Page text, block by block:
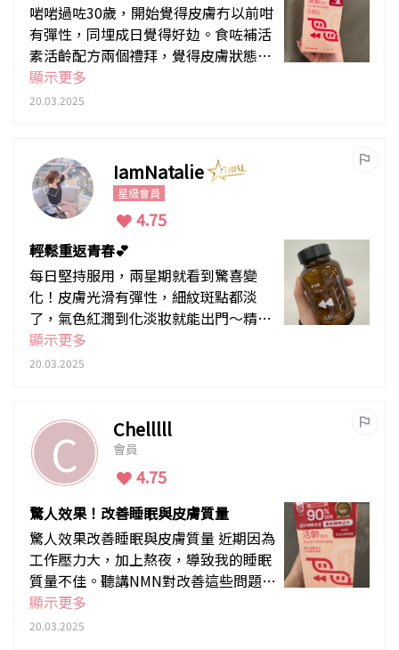
啱啱過咗30歲，開始覺得皮膚冇以前咁
有彈性，同埋成日覺得好攰。食咗補活
素活齡配方兩個禮拜，覺得皮膚狀態好
咗少少，光澤咗，個人精神咗啲，夜晚
瞓覺都瞓得好咗，算係幾滿意。
顯示更多
20.03.2025
IamNatalie
星級會員
4.75
輕鬆重返青春💕
每日堅持服用，兩星期就看到驚喜變
化！皮膚光滑有彈性，細紋斑點都淡
了，氣色紅潤到化淡妝就能出門～精神
體力也大幅提升，真的有種重返青春的
感覺！絕對會繼續服用，推薦給所有想
顯示更多
20.03.2025
C Chelllll
會員
4.75
驚人效果！改善睡眠與皮膚質量
驚人效果改善睡眠與皮膚質量 近期因為
工作壓力大，加上熬夜，導致我的睡眠
質量不佳。聽講NMN對改善這些問題有
幫助，因此我開始嘗試服用它。經過一
段時間的服用，我明顯感受到變化。首
顯示更多
20.03.2025